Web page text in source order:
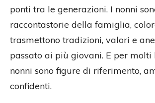
ponti tra le generazioni. I nonni
raccontastorie della famiglia,
trasmettono tradizioni, valori e
passato ai più giovani. E per molti
nonni sono figure di riferimento,
confidenti.